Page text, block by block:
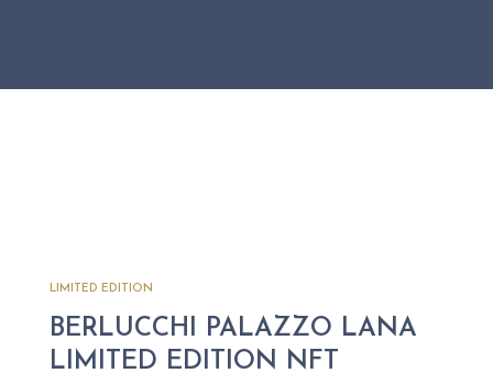
LIMITED EDITION
BERLUCCHI PALAZZO LANA
LIMITED EDITION NFT